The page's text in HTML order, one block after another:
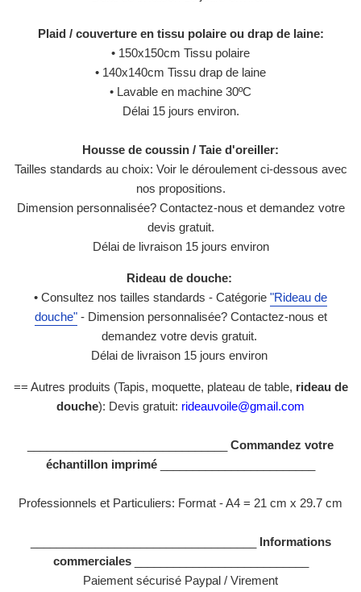
Plaid / couverture en tissu polaire ou drap de laine:
• 150x150cm Tissu polaire
• 140x140cm Tissu drap de laine
• Lavable en machine 30ºC
Délai 15 jours environ.
Housse de coussin / Taie d'oreiller:
Tailles standards au choix: Voir le déroulement ci-dessous avec
nos propositions.
Dimension personnalisée? Contactez-nous et demandez votre
devis gratuit.
Délai de livraison 15 jours environ
Rideau de douche:
• Consultez nos tailles standards - Catégorie "Rideau de
douche"- Dimension personnalisée? Contactez-nous et
demandez votre devis gratuit.
Délai de livraison 15 jours environ
== Autres produits (Tapis, moquette, plateau de table, rideau de
douche): Devis gratuit: rideauvoile@gmail.com
Commandez votre
échantillon imprimé
Professionnels et Particuliers: Format - A4 = 21 cm x 29.7 cm
Informations
commerciales___________________________
Paiement sécurisé Paypal / Virement